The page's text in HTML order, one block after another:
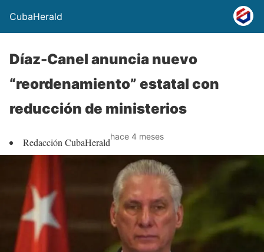
CubaHerald
Díaz-Canel anuncia nuevo
“reordenamiento” estatal con
reducción de ministerios
Redacción CubaHeraldhace 4 meses